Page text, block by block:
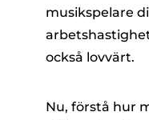
musikspelare
också lovvärt.
Nu, förstå hur